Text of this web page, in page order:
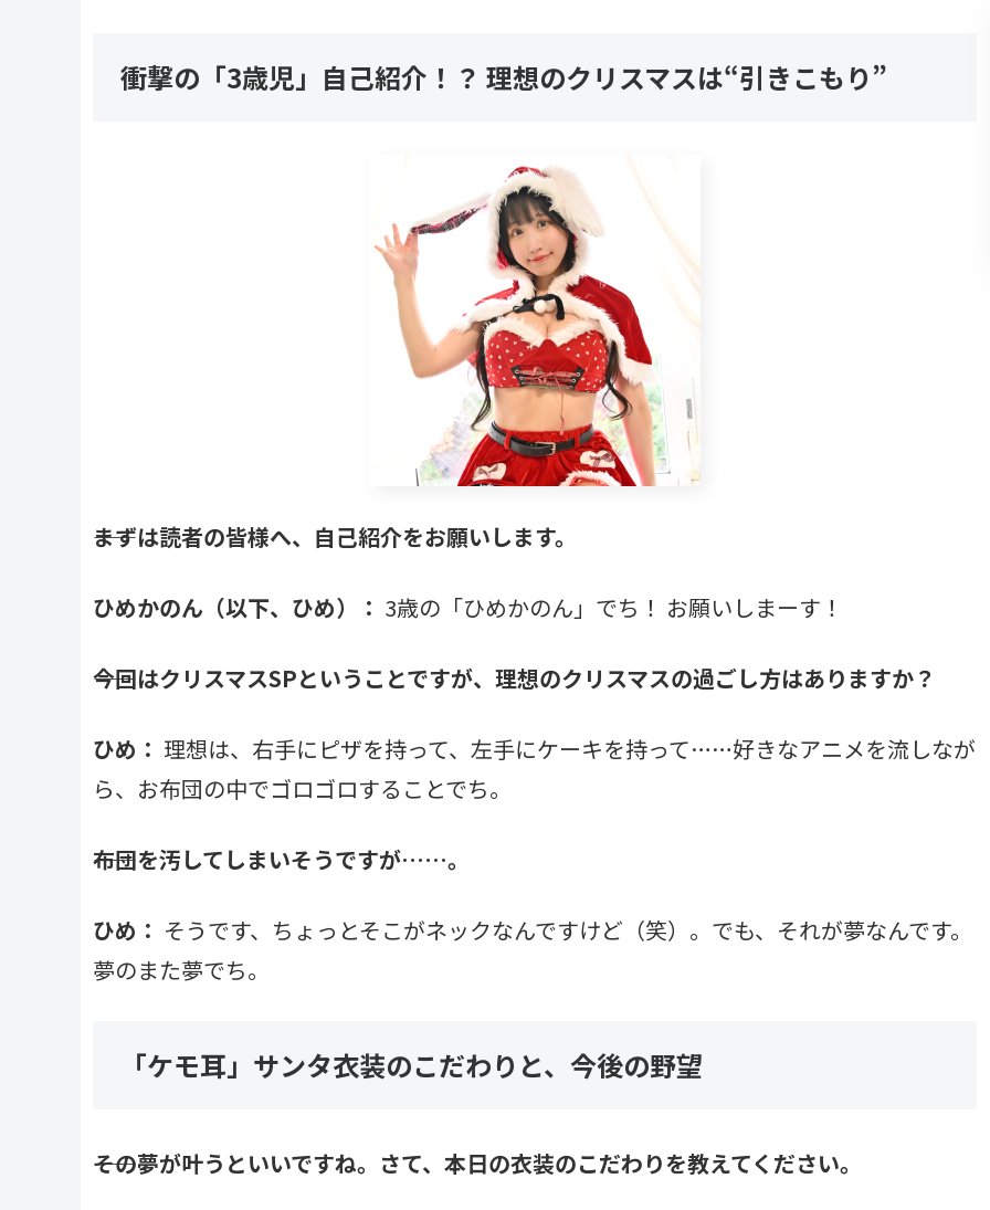
衝撃の「3歳児」自己紹介！？ 理想のクリスマスは“引きこもり”
――まずは読者の皆様へ、自己紹介をお願いします。
ひめかのん（以下、ひめ）： 3歳の「ひめかのん」でち！ お願いしまーす！
――今回はクリスマスSPということですが、理想のクリスマスの過ごし方はありますか？
ひめ： 理想は、右手にピザを持って、左手にケーキを持って……好きなアニメを流しなが
ら、お布団の中でゴロゴロすることでち。
――布団を汚してしまいそうですが……。
ひめ： そうです、ちょっとそこがネックなんですけど（笑）。でも、それが夢なんです。
夢のまた夢でち。
「ケモ耳」サンタ衣装のこだわりと、今後の野望
――その夢が叶うといいですね。さて、本日の衣装のこだわりを教えてください。